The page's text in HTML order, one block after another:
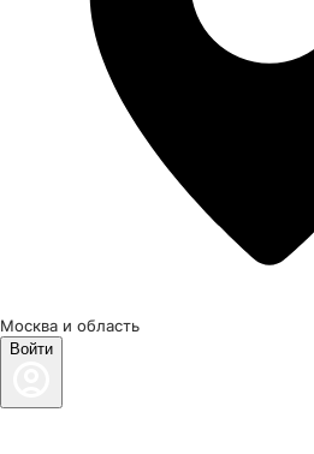
Москва и область
Войти